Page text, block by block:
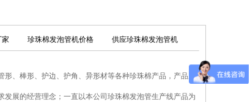
家 珍珠棉发泡管机价格 供应珍珠棉发泡管机
、棒形、护边、护角、异形材等各种珍珠棉产品，产品广
展的经营理念；一直以本公司珍珠棉发泡管生产线产品为